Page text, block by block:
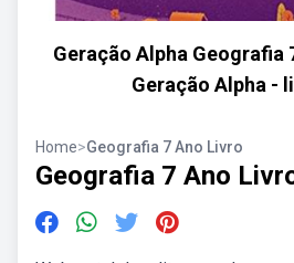
Geração Alpha Geografia
Geração Alpha -
Home>Geografia 7 Ano Livro
Geografia 7 Ano